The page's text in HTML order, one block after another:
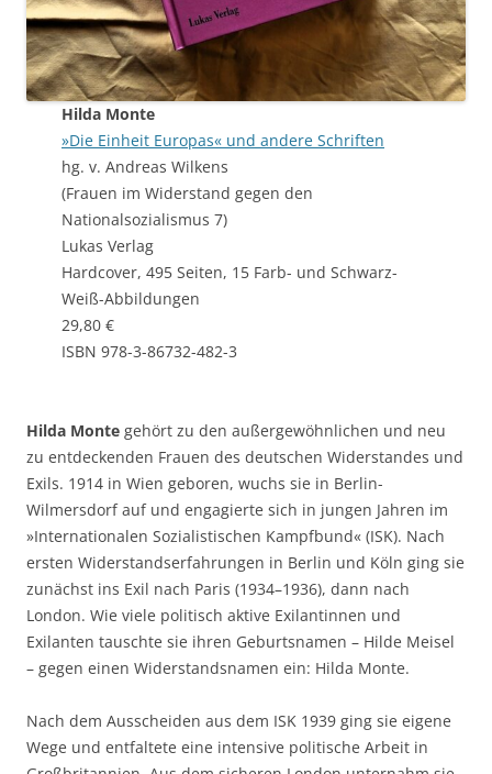
Hilda Monte
»Die Einheit Europas« und andere Schriften
hg. v. Andreas Wilkens
(Frauen im Widerstand gegen den
Nationalsozialismus 7)
Lukas Verlag
Hardcover, 495 Seiten, 15 Farb- und Schwarz-
Weiß-Abbildungen
29,80 €
ISBN 978-3-86732-482-3
Hilda Monte gehört zu den außergewöhnlichen und neu
zu entdeckenden Frauen des deutschen Widerstandes und
Exils. 1914 in Wien geboren, wuchs sie in Berlin-
Wilmersdorf auf und engagierte sich in jungen Jahren im
»Internationalen Sozialistischen Kampfbund« (ISK). Nach
ersten Widerstandserfahrungen in Berlin und Köln ging sie
zunächst ins Exil nach Paris (1934–1936), dann nach
London. Wie viele politisch aktive Exilantinnen und
Exilanten tauschte sie ihren Geburtsnamen – Hilde Meisel
– gegen einen Widerstandsnamen ein: Hilda Monte.
Nach dem Ausscheiden aus dem ISK 1939 ging sie eigene
Wege und entfaltete eine intensive politische Arbeit in